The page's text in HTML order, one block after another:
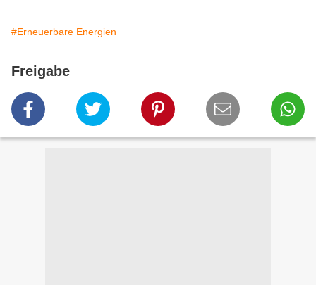
#Erneuerbare Energien
Freigabe